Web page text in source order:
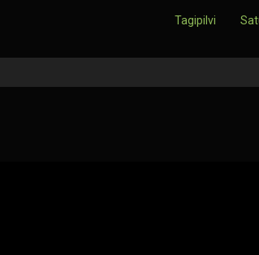
Tagipilvi